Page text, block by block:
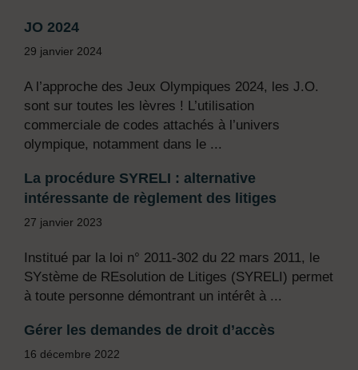
JO 2024
29 janvier 2024
A l’approche des Jeux Olympiques 2024, les J.O.
sont sur toutes les lèvres ! L’utilisation
commerciale de codes attachés à l’univers
olympique, notamment dans le ...
La procédure SYRELI : alternative
intéressante de règlement des litiges
27 janvier 2023
Institué par la loi n° 2011-302 du 22 mars 2011, le
SYstème de REsolution de Litiges (SYRELI) permet
à toute personne démontrant un intérêt à ...
Gérer les demandes de droit d’accès
16 décembre 2022